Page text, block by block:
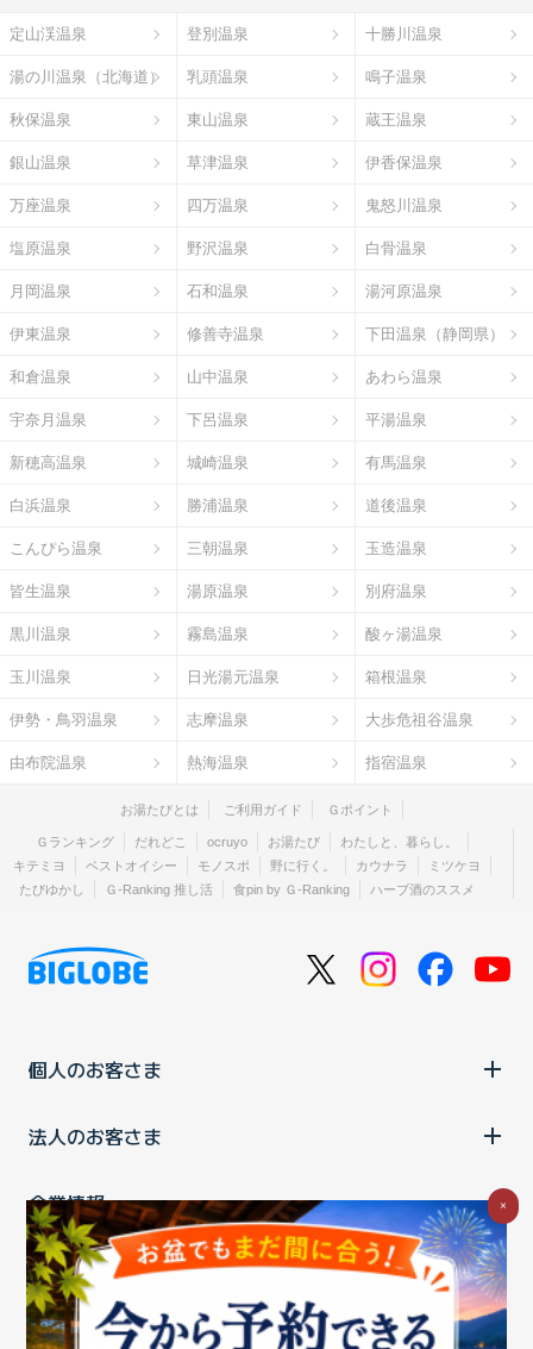
定山渓温泉 登別温泉 十勝川温泉
湯の川温泉（北海道） 乳頭温泉 鳴子温泉
秋保温泉 東山温泉 蔵王温泉
銀山温泉 草津温泉 伊香保温泉
万座温泉 四万温泉 鬼怒川温泉
塩原温泉 野沢温泉 白骨温泉
月岡温泉 石和温泉 湯河原温泉
伊東温泉 修善寺温泉 下田温泉（静岡県）
和倉温泉 山中温泉 あわら温泉
宇奈月温泉 下呂温泉 平湯温泉
新穂高温泉 城崎温泉 有馬温泉
白浜温泉 勝浦温泉 道後温泉
こんぴら温泉 三朝温泉 玉造温泉
皆生温泉 湯原温泉 別府温泉
黒川温泉 霧島温泉 酸ヶ湯温泉
玉川温泉 日光湯元温泉 箱根温泉
伊勢・鳥羽温泉 志摩温泉 大歩危祖谷温泉
由布院温泉 熱海温泉 指宿温泉
お湯たびとは ご利用ガイド Ｇポイント
Ｇランキング だれどこ ocruyo お湯たび
わたしと、暮らし。
キテミヨ
ベストオイシー モノスポ 野に行く。 カウナラ
ミツケヨ
たびゆかし
Ｇ-Ranking 推し活 食pin by Ｇ-Ranking ハーブ酒のススメ
個人のお客さま
法人のお客さま
企業情報
ご利用中の方
お問い合わせ消費税の表示 ウェブアクセシビリティの取り組み
×